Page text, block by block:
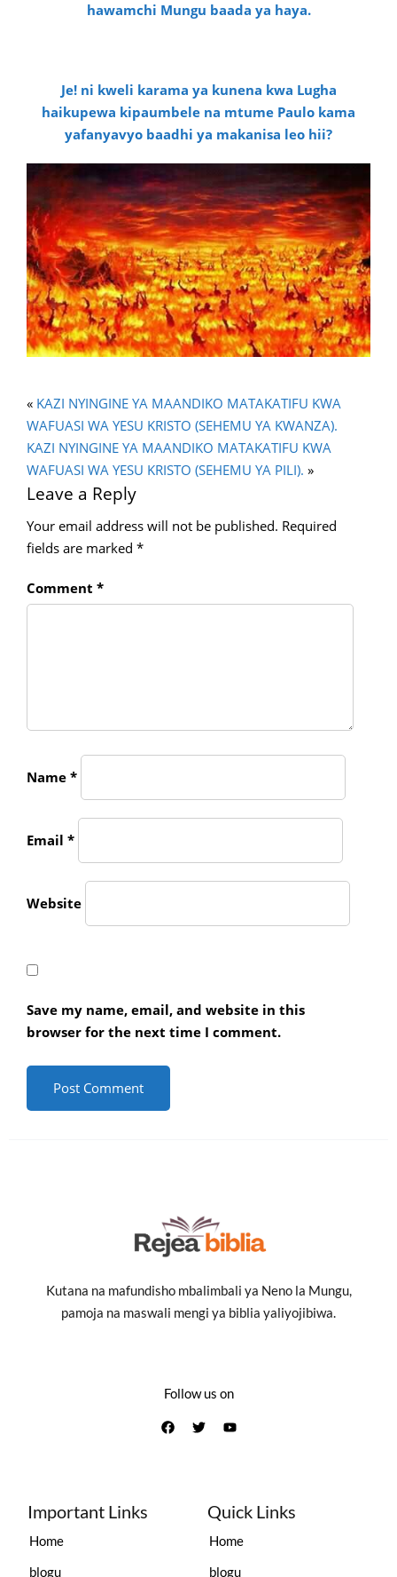
hawamchi Mungu baada ya haya.
Je! ni kweli karama ya kunena kwa Lugha
haikupewa kipaumbele na mtume Paulo kama
yafanyavyo baadhi ya makanisa leo hii?
« KAZI NYINGINE YA MAANDIKO MATAKATIFU KWA
WAFUASI WA YESU KRISTO (SEHEMU YA KWANZA).
KAZI NYINGINE YA MAANDIKO MATAKATIFU KWA
WAFUASI WA YESU KRISTO (SEHEMU YA PILI). »
Leave a Reply
Your email address will not be published. Required
fields are marked *
Comment *
Name *
Email *
Website
Save my name, email, and website in this
browser for the next time I comment.
Kutana na mafundisho mbalimbali ya Neno la Mungu,
pamoja na maswali mengi ya biblia yaliyojibiwa.
Follow us on
Important Links
Home
blogu
Quick Links
Home
blogu